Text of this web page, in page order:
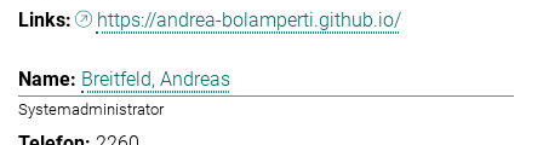
https://andrea-bolamperti.github.io/
Breitfeld, Andreas
Systemadministrator